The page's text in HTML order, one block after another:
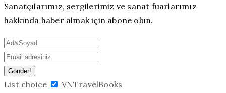
Sanatçılarımız, sergilerimiz ve sanat fuarlarımız
hakkında haber almak için abone olun.
List choice VNTravelBooks